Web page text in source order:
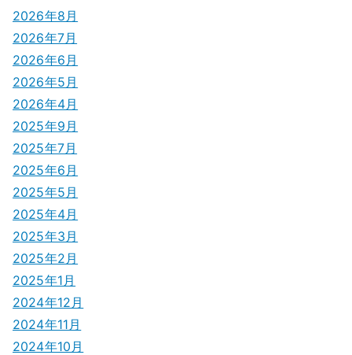
ゲ
ー
シ
ョ
ン
2026年8月
2026年7月
2026年6月
2026年5月
2026年4月
2025年9月
2025年7月
2025年6月
2025年5月
2025年4月
2025年3月
2025年2月
2025年1月
2024年12月
2024年11月
2024年10月